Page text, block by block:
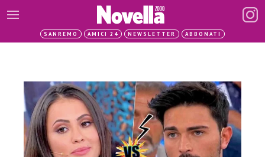
SANREMO AMICI 24 NEWSLETTER ABBONATI